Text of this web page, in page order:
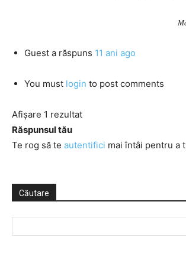
Guest a răspuns 11 ani ago
You must login to post comments
Afișare 1 rezultat
Răspunsul tău
Te rog să te autentifici mai întâi pentru a
Căutare